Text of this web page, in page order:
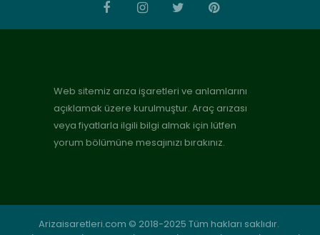
Web sitemiz arıza işaretleri ve anlamlarını
açıklamak üzere kurulmuştur. Araç arızası
veya fiyatlarla ilgili bilgi almak için lütfen
yorum bölümüne mesajınızı bırakınız.
Arizaisaretleri.com © 2018-2025 Tüm hakları saklıdır.